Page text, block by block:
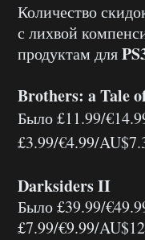
Количество
с лихвой
продуктам для
Brothers: a Tale
Было £11.99/
£3.99/€4.99/
Darksiders II
Было £39.99/
£7.99/€9.99/